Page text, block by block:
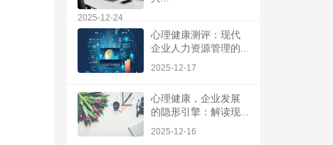
2025-12-24
心理健康测评：现代
企业人力资源管理的...
2025-12-17
心理健康，企业发展
的隐形引擎：解读现...
2025-12-16